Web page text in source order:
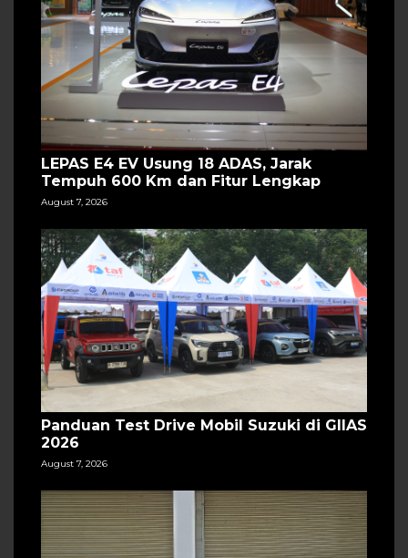
LEPAS E4 EV Usung 18 ADAS, Jarak
Tempuh 600 Km dan Fitur Lengkap
August 7, 2026
Panduan Test Drive Mobil Suzuki di GIIAS
2026
August 7, 2026